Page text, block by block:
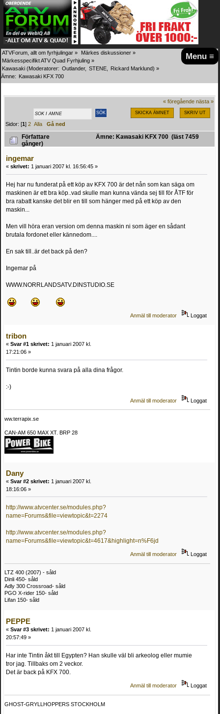
Menu ≡
ATVForum, allt om fyrhjulingar » Märkes diskussioner »
Märkesspecifikt ATV Quad Fyrhjuling »
Kawasaki (Moderatorer: Outlander, STENE Rickard Marklund) »
Ämne: Kawasaki KFX 700
« föregående nästa »
SKICKA ÄMNET SKRIV UT
Sidor: [1]2 Alla Gå ned
Författare
Ämne: Kawasaki KFX 700 (läst 7459
gånger)
ingemar
« skrivet: 1 januari 2007 kl. 16:56:45 »
Hej har nu funderat på ett köp av KFX 700 är det nån som kan säga om
maskinen är ett bra köp..vad skulle man kunna vända sej till för ÅTF för
bra rabatt kanske det blir en till som hänger med på ett köp av den
maskin...
Men vill höra eran version om denna maskin ni som äger en sådant
brutala fordonet eller kännedom....
En sak till..är det back på den?
Ingemar på
WWW.NORRLANDSATV.DINSTUDIO.SE
Anmäl till moderator Loggat
tribon
« Svar #1 skrivet: 1 januari 2007 kl.
17:21:06 »
Tintin borde kunna svara på alla dina frågor.
:-)
Anmäl till moderator Loggat
ww.terrapix.se
CAN-AM 650 MAX XT. BRP 28
Dany
« Svar #2 skrivet: 1 januari 2007 kl.
18:16:06 »
http://www.atvcenter.se/modules.php?
name=Forums&file=viewtopic&t=2274
http://www.atvcenter.se/modules.php?
name=Forums&file=viewtopic&t=4617&highlight=n%F6jd
Anmäl till moderator Loggat
LTZ 400 (2007) - såld
Dinli 450- såld
Adly 300 Crossroad- såld
PGO X-rider 150- såld
Lifan 150- såld
PEPPE
« Svar #3 skrivet: 1 januari 2007 kl.
20:57:49 »
Har inte Tintin åkt till Egypten? Han skulle väl bli arkeolog eller mumie
tror jag. Tillbaks om 2 veckor.
Det är back på KFX 700.
Anmäl till moderator Loggat
GHOST-GRYLLHOPPERS STOCKHOLM